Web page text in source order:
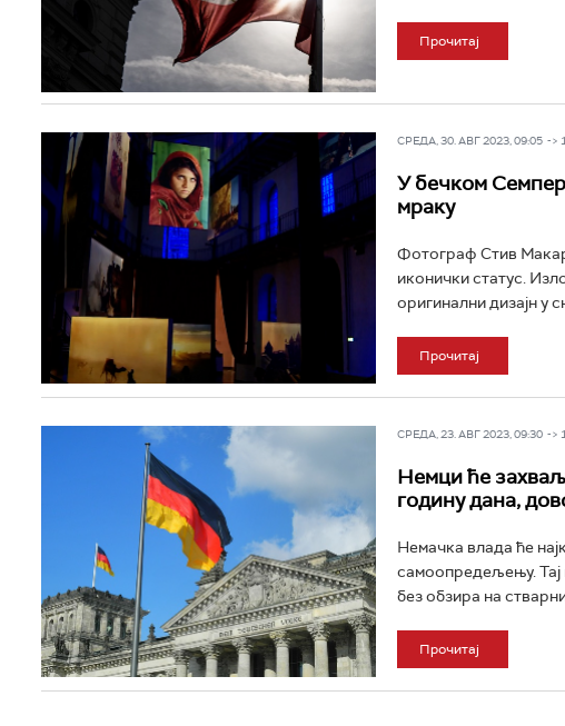
Прочитај
СРЕДА, 30. АВГ 2023, 09:05 ->
У бечком Семпер
мраку
Фотограф Стив
иконички статус.
оригинални дизајн у
Прочитај
СРЕДА, 23. АВГ 2023, 09:30 ->
Немци ће
годину дана,
Немачка влада ће
самоопредељењу. Тај
без обзира на
Прочитај